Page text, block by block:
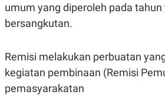
umum yang diperoleh pada tahun
bersangkutan.
Remisi melakukan perbuatan
kegiatan pembinaan (Remisi
pemasyarakatan